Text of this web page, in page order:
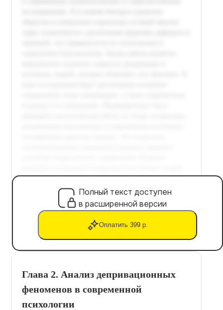
Полный текст доступен
в расширенной версии
Оплатить 399 р.
Глава 2. Анализ депривационных
феноменов в современной
психологии